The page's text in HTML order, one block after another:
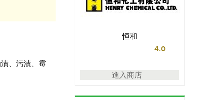
、污漬、霉
恒和
4.0
進入商店